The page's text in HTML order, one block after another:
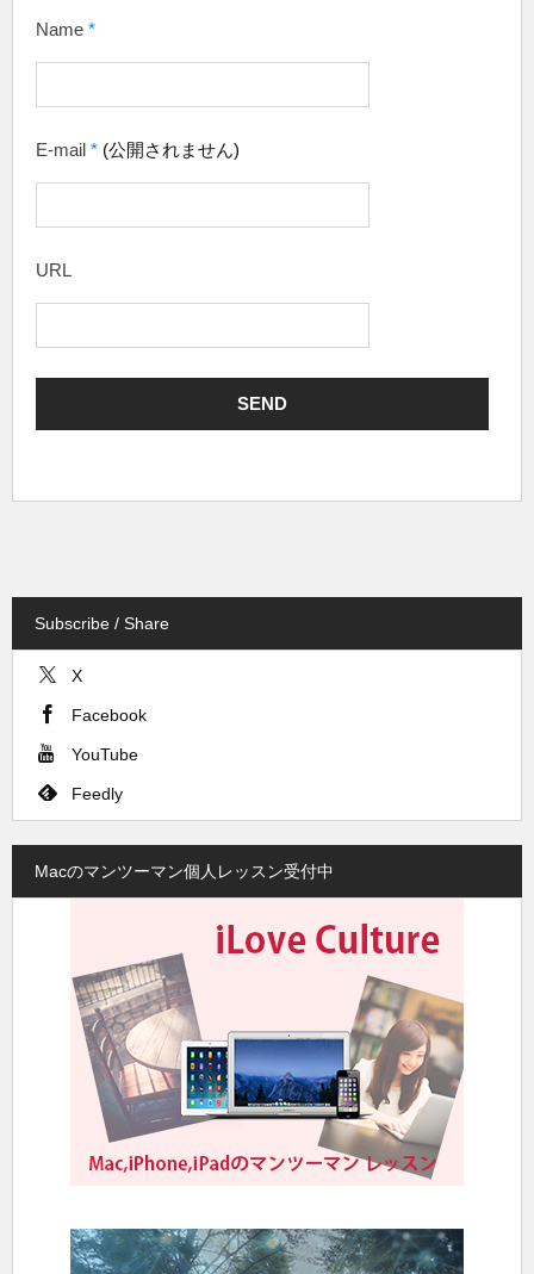
Name *
E-mail * (公開されません)
URL
Subscribe / Share
X
Facebook
YouTube
Feedly
Macのマンツーマン個人レッスン受付中